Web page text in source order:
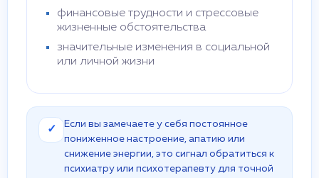
финансовые трудности и стрессовые
жизненные обстоятельства
значительные изменения в социальной
или личной жизни
✓
Если вы замечаете у себя постоянное
пониженное настроение, апатию или
снижение энергии, это сигнал обратиться к
психиатру или психотерапевту для точной